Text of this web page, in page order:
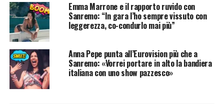
Emma Marrone e il rapporto ruvido con
Sanremo: “In gara l’ho sempre vissuto con
leggerezza, co-condurlo mai più”
Anna Pepe punta all’Eurovision più che a
Sanremo: «Vorrei portare in alto la bandiera
italiana con uno show pazzesco»